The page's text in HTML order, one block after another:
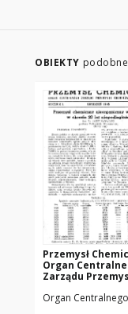
OBIEKTY podobne
Przemysł
Organ
Zarządu
R. 1 Nr 4 (1945)
Organ